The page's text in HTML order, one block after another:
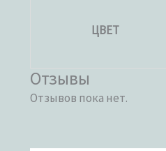
ЦВЕТ
Отзывы
Отзывов пока нет.